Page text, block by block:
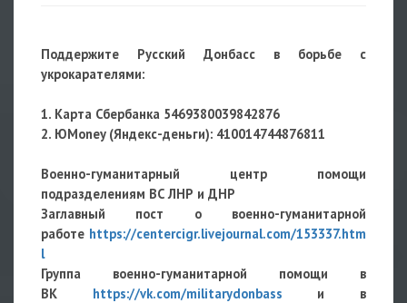
Поддержите Русский Донбасс в борьбе с
укрокарателями:
1. Карта Сбербанка 5469380039842876
2. ЮMoney (Яндекс-деньги): 410014744876811
Военно-гуманитарный центр помощи
подразделениям ВС ЛНР и ДНР
Заглавный пост о военно-гуманитарной
работе https://centercigr.livejournal.com/153337.htm
l
Группа военно-гуманитарной помощи в
ВК https://vk.com/militarydonbass и в